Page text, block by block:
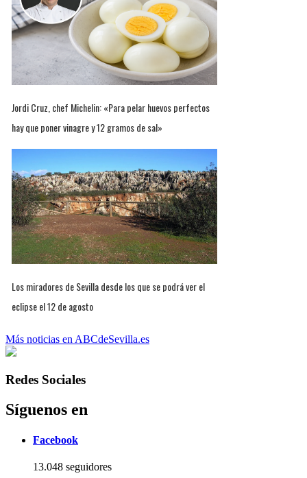
Jordi Cruz, chef Michelin: «Para pelar huevos perfectos
hay que poner vinagre y 12 gramos de sal»
Los miradores de Sevilla desde los que se podrá ver el
eclipse el 12 de agosto
Más noticias en ABCdeSevilla.es
Redes Sociales
Síguenos en
Facebook
13.048 seguidores